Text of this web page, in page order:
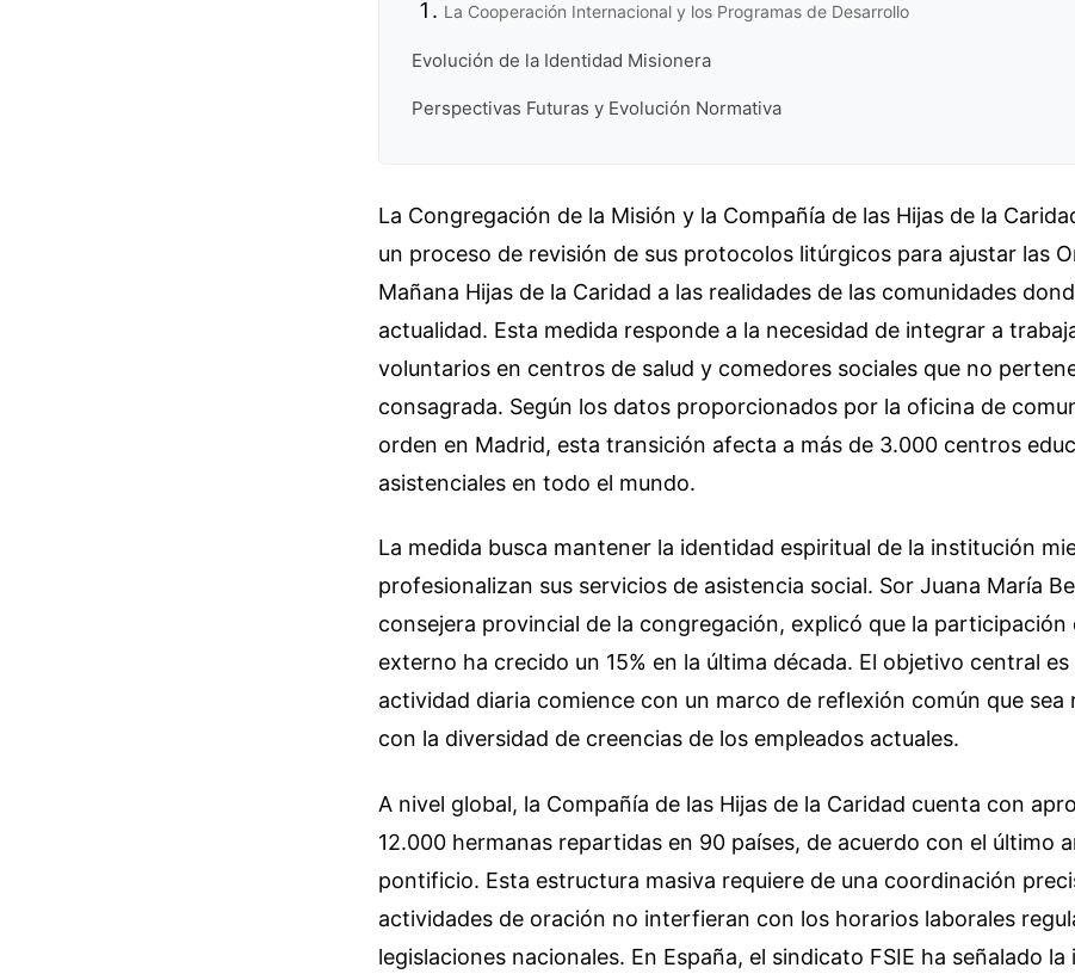
La Cooperación Internacional y los Programas de Desarrollo
Evolución de la Identidad Misionera
Perspectivas Futuras y Evolución Normativa
La Congregación de la Misión y la Compañía de las Hijas de la
un proceso de revisión de sus protocolos litúrgicos para ajustar las
Mañana Hijas de la Caridad a las realidades de las comunidades
actualidad. Esta medida responde a la necesidad de integrar a
voluntarios en centros de salud y comedores sociales que no
consagrada. Según los datos proporcionados por la oficina de
orden en Madrid, esta transición afecta a más de 3.000 centros
asistenciales en todo el mundo.
La medida busca mantener la identidad espiritual de la institución
profesionalizan sus servicios de asistencia social. Sor Juana María
consejera provincial de la congregación, explicó que la participación
externo ha crecido un 15% en la última década. El objetivo central es
actividad diaria comience con un marco de reflexión común que sea
con la diversidad de creencias de los empleados actuales.
A nivel global, la Compañía de las Hijas de la Caridad cuenta con
12.000 hermanas repartidas en 90 países, de acuerdo con el último
pontificio. Esta estructura masiva requiere de una coordinación
actividades de oración no interfieran con los horarios laborales
legislaciones nacionales. En España, el sindicato FSIE ha señalado